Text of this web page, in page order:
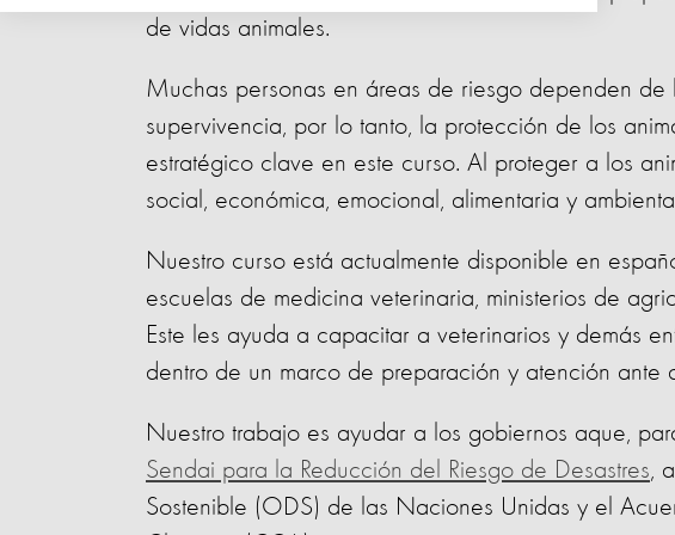
de vidas animales.
Muchas personas en áreas de riesgo dependen de
supervivencia, por lo tanto, la protección de los
estratégico clave en este curso. Al proteger a los
social, económica, emocional, alimentaria y
Nuestro curso está actualmente disponible en
escuelas de medicina veterinaria, ministerios de
Este les ayuda a capacitar a veterinarios y demás
dentro de un marco de preparación y atención ante
Nuestro trabajo es ayudar a los gobiernos aque,
Sendai para la Reducción del Riesgo de Desastres,
Sostenible (ODS) de las Naciones Unidas y el